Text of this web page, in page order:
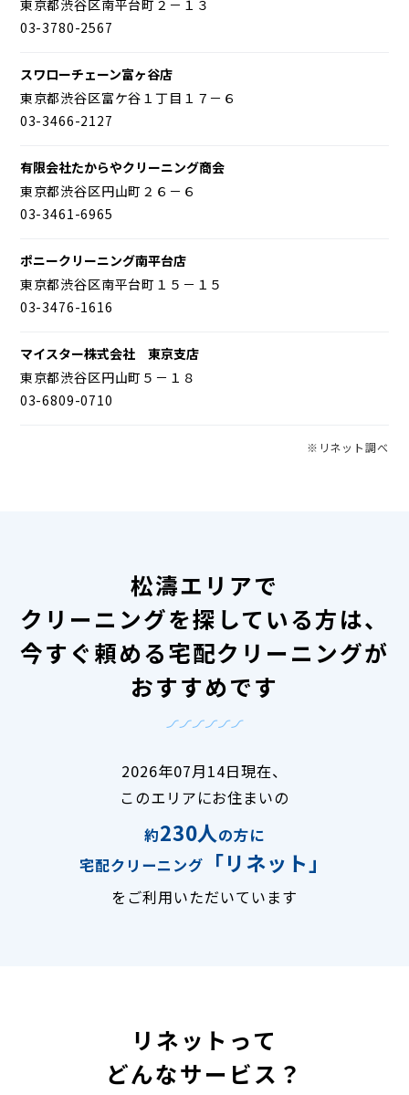
東京都渋谷区南平台町２－１３
03-3780-2567
スワローチェーン富ヶ谷店
東京都渋谷区富ケ谷１丁目１７－６
03-3466-2127
有限会社たからやクリーニング商会
東京都渋谷区円山町２６－６
03-3461-6965
ポニークリーニング南平台店
東京都渋谷区南平台町１５－１５
03-3476-1616
マイスター株式会社 東京支店
東京都渋谷区円山町５－１８
03-6809-0710
※リネット調べ
松濤エリアで
クリーニングを探している方は、
今すぐ頼める宅配クリーニングが
おすすめです
2026年07月14日現在、
このエリアにお住まいの
約230人の方に
宅配クリーニング
「リネット」
をご利用いただいています
リネットって
どんなサービス？